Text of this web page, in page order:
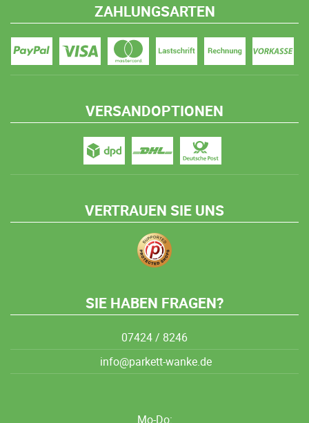
ZAHLUNGSARTEN
VERSANDOPTIONEN
VERTRAUEN SIE UNS
SIE HABEN FRAGEN?
07424 / 8246
info@parkett-wanke.de
Mo-Do: